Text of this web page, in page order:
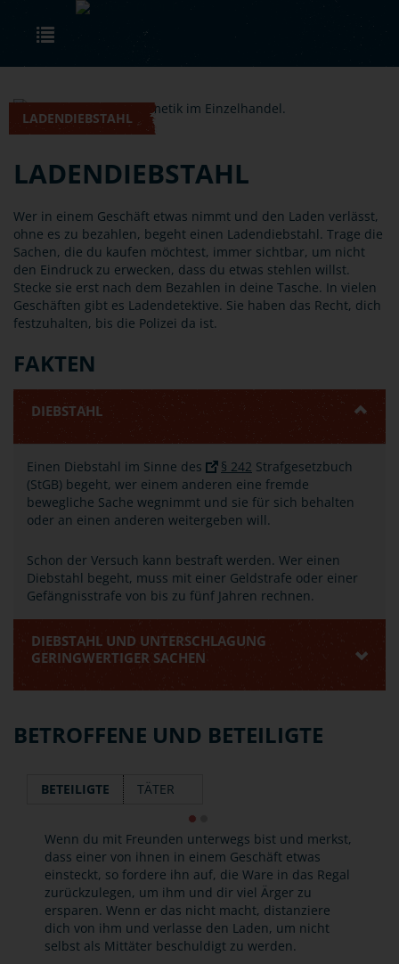
Skip to main content
LADENDIEBSTAHL
LADENDIEBSTAHL
Wer in einem Geschäft etwas nimmt und den Laden verlässt,
ohne es zu bezahlen, begeht einen Ladendiebstahl. Trage die
Sachen, die du kaufen möchtest, immer sichtbar, um nicht
den Eindruck zu erwecken, dass du etwas stehlen willst.
Stecke sie erst nach dem Bezahlen in deine Tasche. In vielen
Geschäften gibt es Ladendetektive. Sie haben das Recht, dich
festzuhalten, bis die Polizei da ist.
FAKTEN
DIEBSTAHL
Einen Diebstahl im Sinne des § 242 Strafgesetzbuch
(StGB) begeht, wer einem anderen eine fremde
bewegliche Sache wegnimmt und sie für sich behalten
oder an einen anderen weitergeben will.
Schon der Versuch kann bestraft werden. Wer einen
Diebstahl begeht, muss mit einer Geldstrafe oder einer
Gefängnisstrafe von bis zu fünf Jahren rechnen.
DIEBSTAHL UND UNTERSCHLAGUNG
GERINGWERTIGER SACHEN
BETROFFENE UND BETEILIGTE
BETEILIGTE TÄTER
Wenn du mit Freunden unterwegs bist und merkst,
dass einer von ihnen in einem Geschäft etwas
einsteckt, so fordere ihn auf, die Ware in das Regal
zurückzulegen, um ihm und dir viel Ärger zu
ersparen. Wenn er das nicht macht, distanziere
dich von ihm und verlasse den Laden, um nicht
selbst als Mittäter beschuldigt zu werden.